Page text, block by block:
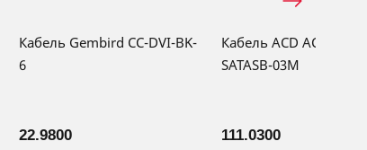
Кабель Gembird CC-DVI-BK-
6
22.9800
Кабель ACD ACD-
SATASB-03M
111.0300